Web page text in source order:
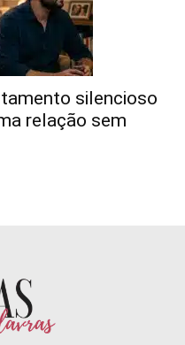
silencioso
relação sem